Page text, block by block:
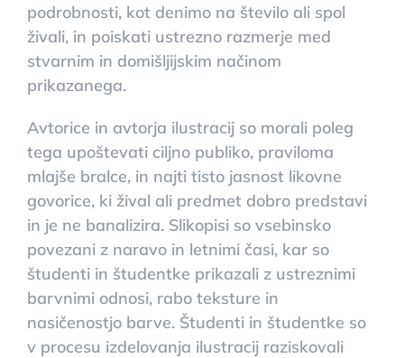
podrobnosti, kot denimo na število ali spol
živali, in poiskati ustrezno razmerje med
stvarnim in domišljijskim načinom
prikazanega.
Avtorice in avtorja ilustracij so morali poleg
tega upoštevati ciljno publiko, praviloma
mlajše bralce, in najti tisto jasnost likovne
govorice, ki žival ali predmet dobro predstavi
in je ne banalizira. Slikopisi so vsebinsko
povezani z naravo in letnimi časi, kar so
študenti in študentke prikazali z ustreznimi
barvnimi odnosi, rabo teksture in
nasičenostjo barve. Študenti in študentke so
v procesu izdelovanja ilustracij raziskovali